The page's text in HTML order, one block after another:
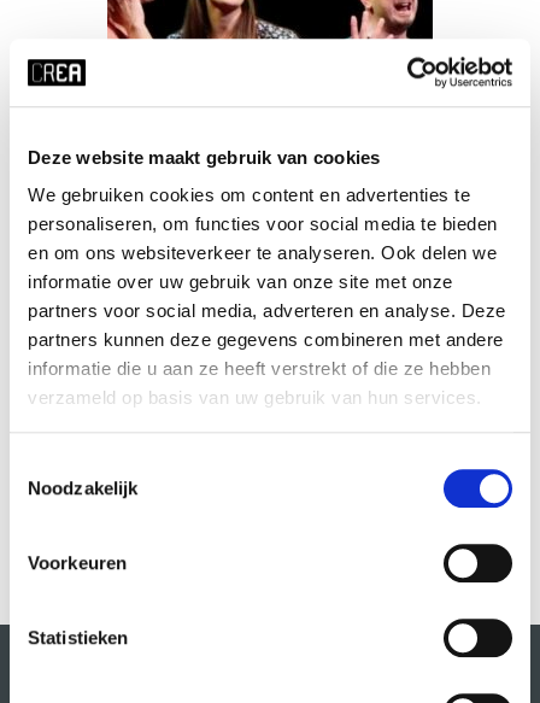
Deze website maakt gebruik van cookies
We gebruiken cookies om content en advertenties te
personaliseren, om functies voor social media te bieden
en om ons websiteverkeer te analyseren. Ook delen we
informatie over uw gebruik van onze site met onze
partners voor social media, adverteren en analyse. Deze
partners kunnen deze gegevens combineren met andere
informatie die u aan ze heeft verstrekt of die ze hebben
verzameld op basis van uw gebruik van hun services.
Noodzakelijk
Voorkeuren
Statistieken
Improv Theatre: Musical
Games
Marco Meurs